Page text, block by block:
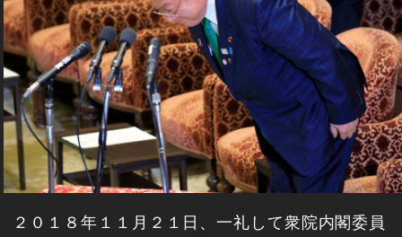
２０１８年１１月２１日、一礼して衆院内閣委員